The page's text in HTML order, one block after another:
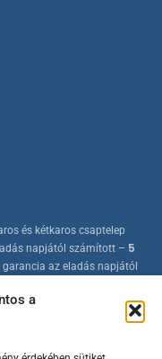
a
és kétkaros csaptelep
napjától számított – 5
az eladás napjától
minőség-ellenőrzés